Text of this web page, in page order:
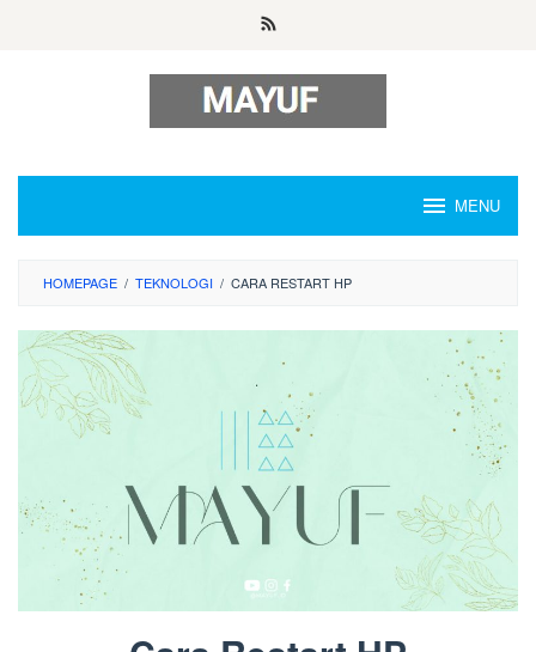
MENU
HOMEPAGE / TEKNOLOGI / CARA RESTART HP